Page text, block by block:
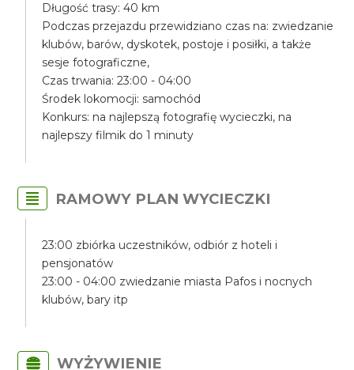
Długość trasy: 40 km
Podczas przejazdu przewidziano czas na: zwiedzanie
klubów, barów, dyskotek, postoje i posiłki, a także
sesje fotograficzne,
Czas trwania: 23:00 - 04:00
Środek lokomocji: samochód
Konkurs: na najlepszą fotografię wycieczki, na
najlepszy filmik do 1 minuty
RAMOWY PLAN WYCIECZKI
23:00 zbiórka uczestników, odbiór z hoteli i
pensjonatów
23:00 - 04:00 zwiedzanie miasta Pafos i nocnych
klubów, bary itp
WYŻYWIENIE